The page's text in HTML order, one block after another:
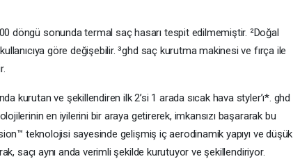
döngü sonunda termal saç hasarı tespit edilmemiştir. ²Doğal
göre değişebilir. ³ghd saç kurutma makinesi ve fırça ile
kurutan ve şekillendiren ilk 2’si 1 arada sıcak hava styler’ı*. ghd
en iyilerini bir araya getirerek, imkansızı başararak bu
teknolojisi sayesinde gelişmiş iç aerodinamik yapıyı ve düşük
saçı aynı anda verimli şekilde kurutuyor ve şekillendiriyor.